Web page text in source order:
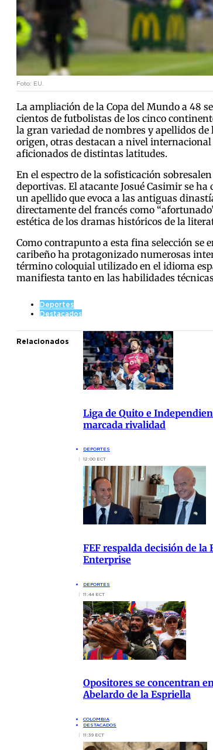
Foto: EU.
La ampliación de la Copa del Mundo a 48
cientos de futbolistas de los cinco
la gran variedad de nombres y apellidos
origen, otras destacan a nivel
aficionados de distintas latitudes.
En el espectro de la sofisticación
deportivas. El atacante Josué Casimir se
un apellido que evoca a las antiguas
directamente del francés como
estética de los dramas históricos de la
Como contrapunto a esta fina selección se
caribeño ha protagonizado numerosas
término coloquial utilizado en el idioma
manifiesta tanto en las habilidades
Deportes
Destacados
Relacionados
Liga de Quito e
marcada rivalidad
DEPORTES
12:00 ECT
FEF respalda decisión de la
Enterprise
DEPORTES
11:44 ECT
Opositores se concentran
Abelardo de la Espriella
COLOMBIA
DESTACADOS
11:39 ECT